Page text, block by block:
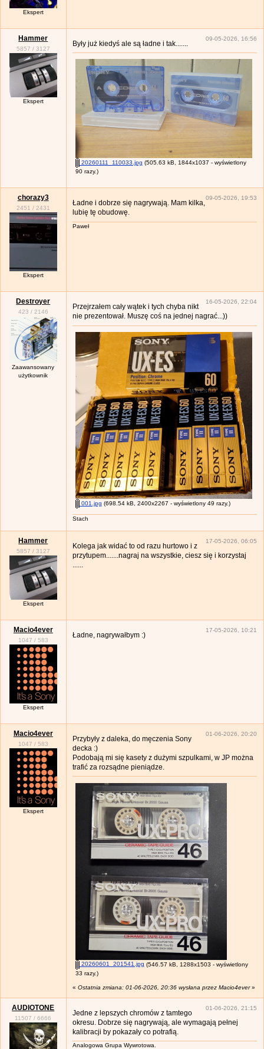
Ekspert
Hammer
5857 / 3127
Ekspert
09-05-2026, 16:56
Były już kiedyś ale są ładne i tak.......
20260111_110033.jpg (505.63 kB, 1844x1037 - wyświetlony
90 razy.)
chorazy3
2451 / 2431
Ekspert
09-05-2026, 19:53
Ładne i dobrze się nagrywają. Mam kilka,
lubię tę obudowę.
Paweł
Destroyer
423 / 2146
Zaawansowany
użytkownik
16-05-2026, 22:04
Przejrzałem cały wątek i tych chyba nikt
nie prezentował. Muszę coś na jednej nagrać...))
001.jpg (698.54 kB, 2400x2267 - wyświetlony 49 razy.)
Stach
Hammer
5857 / 3127
Ekspert
17-05-2026, 06:05
Kolega jak widać to od razu hurtowo i z
przytupem.......nagraj na wszystkie, ciesz się i korzystaj
......
Macio4ever
1047 / 583
Ekspert
17-05-2026, 10:21
Ładne, nagrywałbym :)
Macio4ever
1047 / 583
Ekspert
01-06-2026, 20:20
Przybyły z daleka, do męczenia Sony
decka :)
Podobają mi się kasety z dużymi szpulkami, w JP można
trafić za rozsądne pieniądze.
20260601_201541.jpg (546.57 kB, 1288x1503 - wyświetlony
33 razy.)
« Ostatnia zmiana: 01-06-2026, 20:36 wysłana przez Macio4ever»
AUDIOTONE
11507 /6666
01-06-2026, 21:15
Jedne z lepszych chromów z tamtego
okresu. Dobrze się nagrywają, ale wymagają pełnej
kalibracji by pokazały co potrafią.
Analogowa Grupa Wywrotowa.